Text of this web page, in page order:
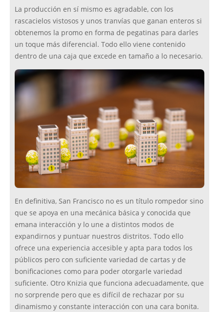
La producción en sí mismo es agradable, con los
rascacielos vistosos y unos tranvías que ganan enteros si
obtenemos la promo en forma de pegatinas para darles
un toque más diferencial. Todo ello viene contenido
dentro de una caja que excede en tamaño a lo necesario.
En definitiva, San Francisco no es un título rompedor sino
que se apoya en una mecánica básica y conocida que
emana interacción y lo une a distintos modos de
expandirnos y puntuar nuestros distritos. Todo ello
ofrece una experiencia accesible y apta para todos los
públicos pero con suficiente variedad de cartas y de
bonificaciones como para poder otorgarle variedad
suficiente. Otro Knizia que funciona adecuadamente, que
no sorprende pero que es difícil de rechazar por su
dinamismo y constante interacción con una cara bonita.